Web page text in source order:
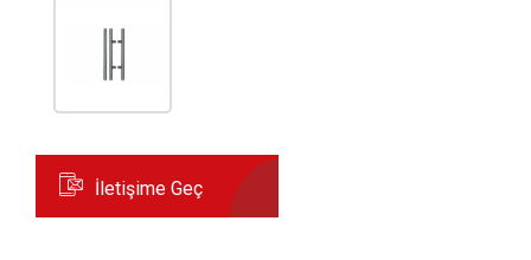
İletişime Geç